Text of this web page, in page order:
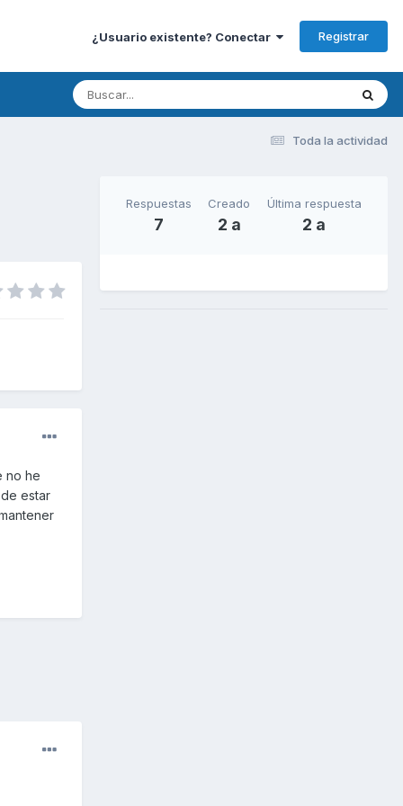
¿Usuario existente? Conectar Registrar
Toda la actividad
no he
estar
Respuestas
7
Creado
2 a
Última respuesta
2 a